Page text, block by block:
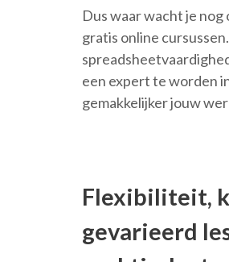
Dus waar wacht je nog
gratis online
een expert te worden
gemakkelijker jouw
Flexibiliteit,
gevarieerd